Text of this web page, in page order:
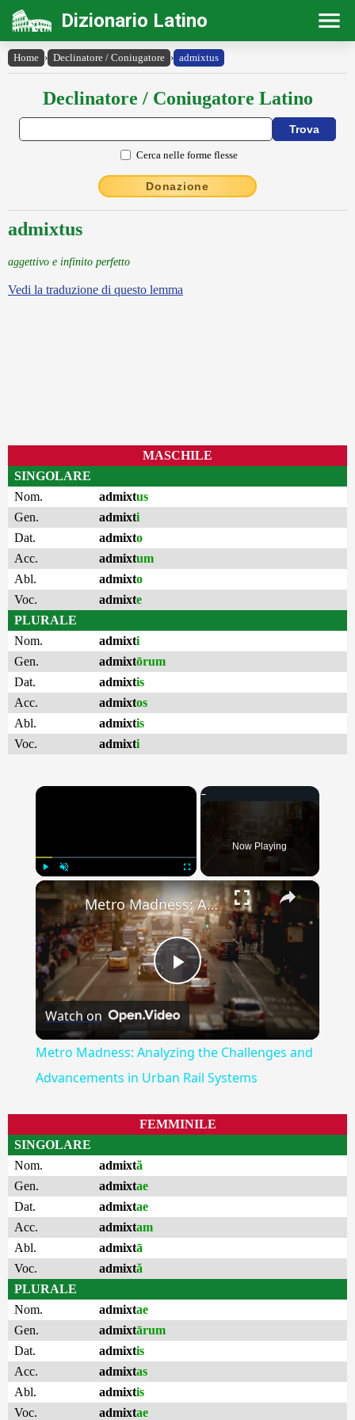
Dizionario Latino
Home › Declinatore / Coniugatore › admixtus
Declinatore / Coniugatore Latino
Cerca nelle forme flesse
Donazione
admixtus
aggettivo e infinito perfetto
Vedi la traduzione di questo lemma
MASCHILE
SINGOLARE
Nom.
admixtus
Gen.
admixti
Dat.
admixto
Acc.
admixtum
Abl.
admixto
Voc.
admixte
PLURALE
Nom.
admixti
Gen.
admixtōrum
Dat.
admixtis
Acc.
admixtos
Abl.
admixtis
Voc.
admixti
×
Now Playing
×
Play
Video
Metro Madness: Analyzing the Challenges and Advancements in Urban Rail Systems
Watch on
Metro Madness: Analyzing the Challenges and
Advancements in Urban Rail Systems
FEMMINILE
SINGOLARE
Nom.
admixtă
Gen.
admixtae
Dat.
admixtae
Acc.
admixtam
Abl.
admixtā
Voc.
admixtă
PLURALE
Nom.
admixtae
Gen.
admixtārum
Dat.
admixtis
Acc.
admixtas
Abl.
admixtis
Voc.
admixtae